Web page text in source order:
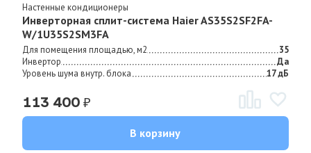
Настенные кондиционеры
Инверторная сплит-система Haier AS35S2SF2FA-
W/1U35S2SM3FA
Для помещения площадью, м2
35
Инвертор
Да
Уровень шума внутр. блока
17 дБ
113 400 ₽
В корзину